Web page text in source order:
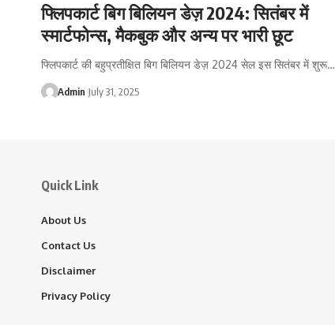
फ्लिपकार्ट बिग बिलियन डेज़ 2024: सितंबर में
स्मार्टफोन्स, मैकबुक और अन्य पर भारी छूट
फ्लिपकार्ट की बहुप्रतीक्षित बिग बिलियन डेज़ 2024 सेल इस सितंबर में शुरू…
Admin July 31, 2025
Quick Link
About Us
Contact Us
Disclaimer
Privacy Policy